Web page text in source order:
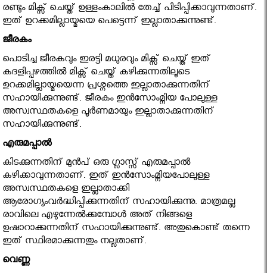
രണ്ടും മിക്സ് ചെയ്ത് ഉള്ളംകാലിൽ തേച്ച് പിടിപ്പിക്കാവുന്നതാണ്.
ഇത് ഉറക്കമില്ലായ്മയെ പെട്ടെന്ന് ഇല്ലാതാക്കുന്നുണ്ട്.
ജീരകം
പൊടിച്ച ജീരകവും ഇരട്ടി മധുരവും മിക്സ് ചെയ്ത് ഇത്
കദളിപ്പഴത്തിൽ മിക്സ് ചെയ്ത് കഴിക്കുന്നതിലൂടെ
ഉറക്കമില്ലായ്മയെന്ന പ്രശ്നത്തെ ഇല്ലാതാക്കുന്നതിന്
സഹായിക്കുന്നുണ്ട്. ജീരകം ഇൻസോംമ്നിയ പോലുള്ള
അസ്വസ്ഥതകളെ പൂർണമായും ഇല്ലാതാക്കുന്നതിന്
സഹായിക്കുന്നുണ്ട്.
എരുമപ്പാൽ
കിടക്കുന്നതിന് മുൻപ് ഒരു ഗ്ലാസ്സ് എരുമപ്പാൽ
കഴിക്കാവുന്നതാണ്. ഇത് ഇൻസോംമ്നിയപോലുള്ള
അസ്വസ്ഥതകളെ ഇല്ലാതാക്കി
ആരോഗ്യംവർദ്ധിപ്പിക്കുന്നതിന് സഹായിക്കുന്നു. മാത്രമല്ല
രാവിലെ എഴുന്നേൽക്കുമ്പോൾ അത് നിങ്ങളെ
ഉഷാറാക്കുന്നതിന് സഹായിക്കുന്നുണ്ട്. അതുകൊണ്ട് തന്നെ
ഇത് സ്ഥിരമാക്കുന്നതും നല്ലതാണ്.
വെണ്ണ